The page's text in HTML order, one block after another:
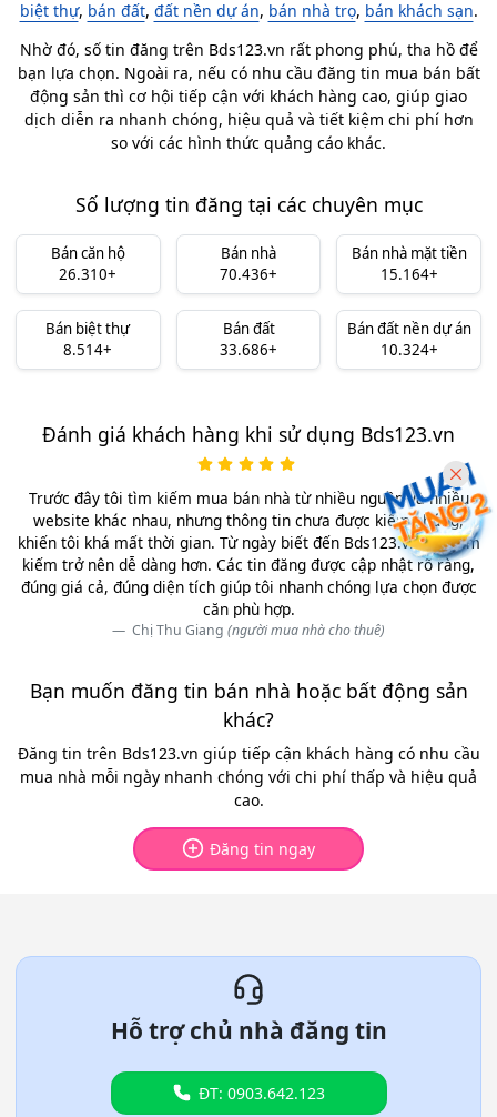
biệt thự, bán đất, đất nền dự án, bán nhà trọ, bán khách sạn.
Nhờ đó, số tin đăng trên Bds123.vn rất phong phú, tha hồ để
bạn lựa chọn. Ngoài ra, nếu có nhu cầu đăng tin mua bán bất
động sản thì cơ hội tiếp cận với khách hàng cao, giúp giao
dịch diễn ra nhanh chóng, hiệu quả và tiết kiệm chi phí hơn
so với các hình thức quảng cáo khác.
Số lượng tin đăng tại các chuyên mục
Bán căn hộ
26.310+
Bán nhà
70.436+
Bán nhà mặt tiền
15.164+
Bán biệt thự
8.514+
Bán đất
33.686+
Bán đất nền dự án
10.324+
Đánh giá khách hàng khi sử dụng Bds123.vn
Trước đây tôi tìm kiếm mua bán nhà từ nhiều nguồn và nhiều
website khác nhau, nhưng thông tin chưa được kiểm chứng,
khiến tôi khá mất thời gian. Từ ngày biết đến Bds123.vn việc tìm
kiếm trở nên dễ dàng hơn. Các tin đăng được cập nhật rõ ràng,
đúng giá cả, đúng diện tích giúp tôi nhanh chóng lựa chọn được
căn phù hợp.
Chị Thu Giang (người mua nhà cho thuê)
Bạn muốn đăng tin bán nhà hoặc bất động sản
khác?
Đăng tin trên Bds123.vn giúp tiếp cận khách hàng có nhu cầu
mua nhà mỗi ngày nhanh chóng với chi phí thấp và hiệu quả
cao.
Đăng tin ngay
Hỗ trợ chủ nhà đăng tin
ĐT: 0903.642.123